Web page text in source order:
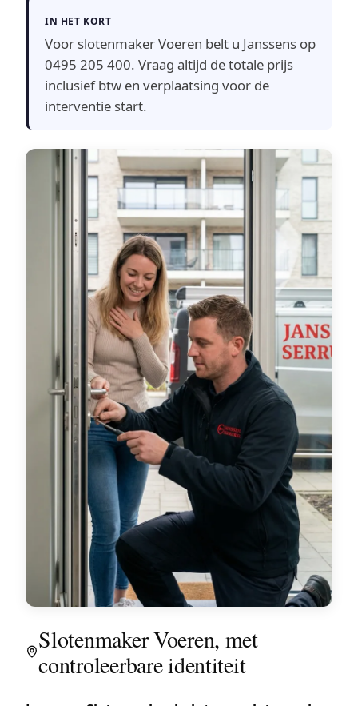
IN HET KORT
Voor slotenmaker Voeren belt u Janssens op
0495 205 400. Vraag altijd de totale prijs
inclusief btw en verplaatsing voor de
interventie start.
Slotenmaker Voeren, met
controleerbare identiteit